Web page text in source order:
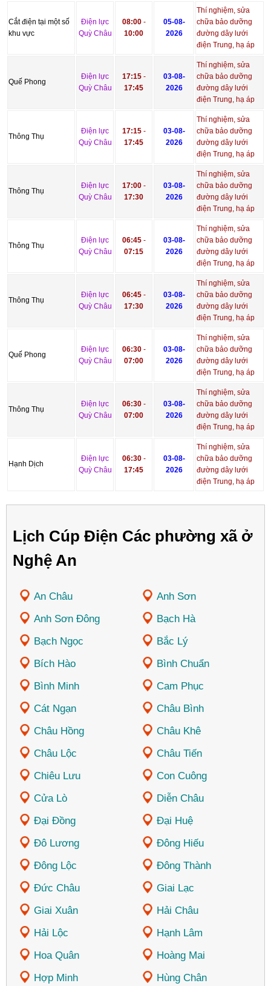
Cắt điện tại một số
khu vực
Điện lực
Quỳ Châu
08:00-
10:00
05-08-
2026
Thí nghiệm, sửa
chữa bảo dưỡng
đường dây lưới
điện Trung, hạ áp
Quế Phong
Điện lực
Quỳ Châu
17:15-
17:45
03-08-
2026
Thí nghiệm, sửa
chữa bảo dưỡng
đường dây lưới
điện Trung, hạ áp
Thông Thụ
Điện lực
Quỳ Châu
17:15-
17:45
03-08-
2026
Thí nghiệm, sửa
chữa bảo dưỡng
đường dây lưới
điện Trung, hạ áp
Thông Thụ
Điện lực
Quỳ Châu
17:00-
17:30
03-08-
2026
Thí nghiệm, sửa
chữa bảo dưỡng
đường dây lưới
điện Trung, hạ áp
Thông Thụ
Điện lực
Quỳ Châu
06:45-
07:15
03-08-
2026
Thí nghiệm, sửa
chữa bảo dưỡng
đường dây lưới
điện Trung, hạ áp
Thông Thụ
Điện lực
Quỳ Châu
06:45-
17:30
03-08-
2026
Thí nghiệm, sửa
chữa bảo dưỡng
đường dây lưới
điện Trung, hạ áp
Quế Phong
Điện lực
Quỳ Châu
06:30-
07:00
03-08-
2026
Thí nghiệm, sửa
chữa bảo dưỡng
đường dây lưới
điện Trung, hạ áp
Thông Thụ
Điện lực
Quỳ Châu
06:30-
07:00
03-08-
2026
Thí nghiệm, sửa
chữa bảo dưỡng
đường dây lưới
điện Trung, hạ áp
Hạnh Dịch
Điện lực
Quỳ Châu
06:30-
17:45
03-08-
2026
Thí nghiệm, sửa
chữa bảo dưỡng
đường dây lưới
điện Trung, hạ áp
Lịch Cúp Điện Các phường xã ở
Nghệ An
An Châu
Anh Sơn
Anh Sơn Đông
Bạch Hà
Bạch Ngọc
Bắc Lý
Bích Hào
Bình Chuẩn
Bình Minh
Cam Phục
Cát Ngạn
Châu Bình
Châu Hồng
Châu Khê
Châu Lộc
Châu Tiến
Chiêu Lưu
Con Cuông
Cửa Lò
Diễn Châu
Đại Đồng
Đại Huệ
Đô Lương
Đông Hiếu
Đông Lộc
Đông Thành
Đức Châu
Giai Lạc
Giai Xuân
Hải Châu
Hải Lộc
Hạnh Lâm
Hoa Quân
Hoàng Mai
Hợp Minh
Hùng Chân